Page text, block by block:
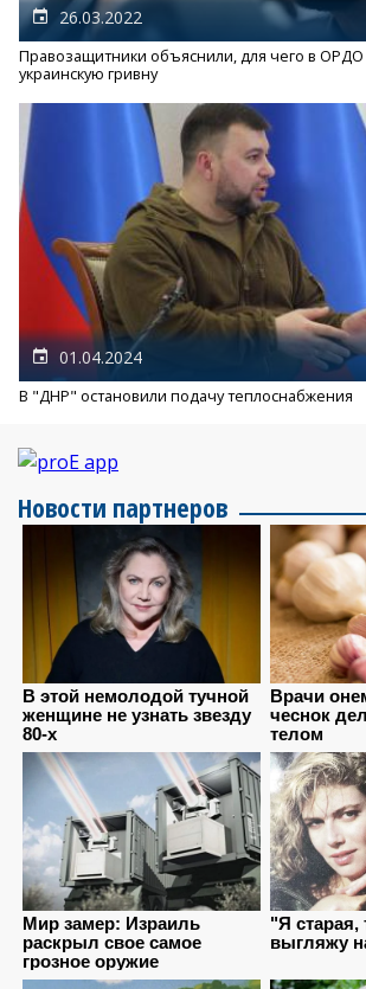
26.03.2022
Правозащитники объяснили, для чего в ОРДО
украинскую гривну
01.04.2024
В "ДНР" остановили подачу теплоснабжения
Новости партнеров